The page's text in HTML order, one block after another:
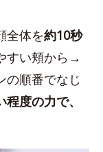
全体を約10秒
すい頬から→
順番でなじ
度の力で、